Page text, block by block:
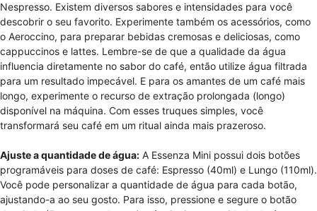
Nespresso. Existem diversos sabores e intensidades para você
descobrir o seu favorito. Experimente também os acessórios, como
o Aeroccino, para preparar bebidas cremosas e deliciosas, como
cappuccinos e lattes. Lembre-se de que a qualidade da água
influencia diretamente no sabor do café, então utilize água filtrada
para um resultado impecável. E para os amantes de um café mais
longo, experimente o recurso de extração prolongada (longo)
disponível na máquina. Com esses truques simples, você
transformará seu café em um ritual ainda mais prazeroso.
Ajuste a quantidade de água: A Essenza Mini possui dois botões
programáveis para doses de café: Espresso (40ml) e Lungo (110ml).
Você pode personalizar a quantidade de água para cada botão,
ajustando-a ao seu gosto. Para isso, pressione e segure o botão